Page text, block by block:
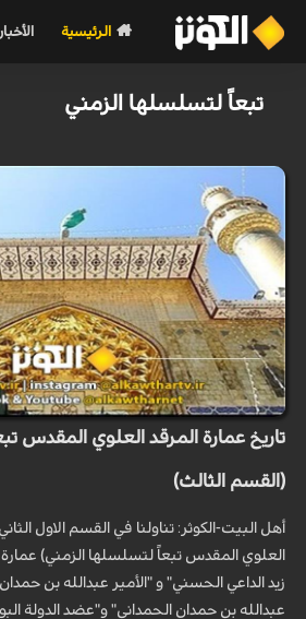
الرئيسية الأخبار
تبعاً لتسلسلها الزمني
تاريخ عمارة المرقد العلوي المقدس
(القسم الثالث)
أهل البيت-الكوثر: تناولنا في القسم الاول
العلوي المقدس تبعاً لتسلسلها الزمني)
زيد الداعي الحسني" و "الأمير عبدالله بن حمدان
عبدالله بن حمدان الحمداني" و"عضد الدولة